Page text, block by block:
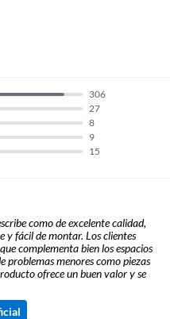
15
9
8
27
306
como de excelente calidad,
y fácil de montar. Los clientes
complementa bien los espacios
problemas menores como piezas
ofrece un buen valor y se